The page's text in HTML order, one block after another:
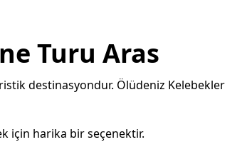
Turu Aras
destinasyondur. Ölüdeniz Kelebekler
için harika bir seçenektir.